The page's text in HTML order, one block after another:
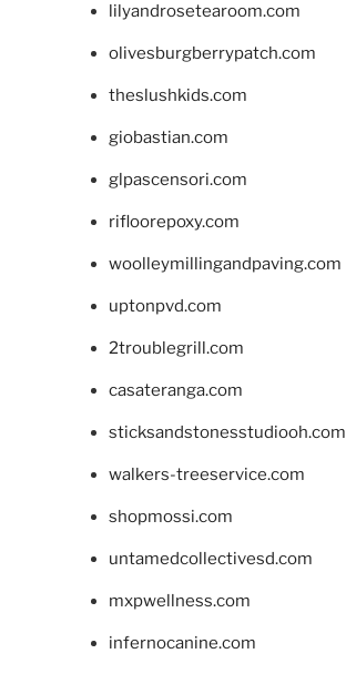
lilyandrosetearoom.com
olivesburgberrypatch.com
theslushkids.com
giobastian.com
glpascensori.com
rifloorepoxy.com
woolleymillingandpaving.com
uptonpvd.com
2troublegrill.com
casateranga.com
sticksandstonesstudiooh.com
walkers-treeservice.com
shopmossi.com
untamedcollectivesd.com
mxpwellness.com
infernocanine.com